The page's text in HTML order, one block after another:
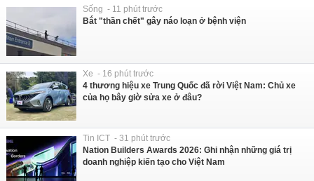
Sống - 11 phút trước
Bắt "thần chết" gây náo loạn ở bệnh viện
Xe - 16 phút trước
4 thương hiệu xe Trung Quốc đã rời Việt Nam: Chủ xe
của họ bây giờ sửa xe ở đâu?
Tin ICT - 31 phút trước
Nation Builders Awards 2026: Ghi nhận những giá trị
doanh nghiệp kiến tạo cho Việt Nam